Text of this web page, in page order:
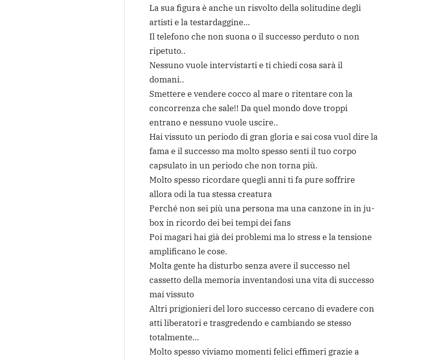
La sua figura è anche un risvolto della solitudine degli
artisti e la testardaggine…
Il telefono che non suona o il successo perduto o non
ripetuto..
Nessuno vuole intervistarti e ti chiedi cosa sarà il
domani..
Smettere e vendere cocco al mare o ritentare con la
concorrenza che sale!! Da quel mondo dove troppi
entrano e nessuno vuole uscire..
Hai vissuto un periodo di gran gloria e sai cosa vuol dire la
fama e il successo ma molto spesso senti il tuo corpo
capsulato in un periodo che non torna più.
Molto spesso ricordare quegli anni ti fa pure soffrire
allora odi la tua stessa creatura
Perché non sei più una persona ma una canzone in in ju-
box in ricordo dei bei tempi dei fans
Poi magari hai già dei problemi ma lo stress e la tensione
amplificano le cose.
Molta gente ha disturbo senza avere il successo nel
cassetto della memoria inventandosi una vita di successo
mai vissuto
Altri prigionieri del loro successo cercano di evadere con
atti liberatori e trasgredendo e cambiando se stesso
totalmente…
Molto spesso viviamo momenti felici effimeri grazie a